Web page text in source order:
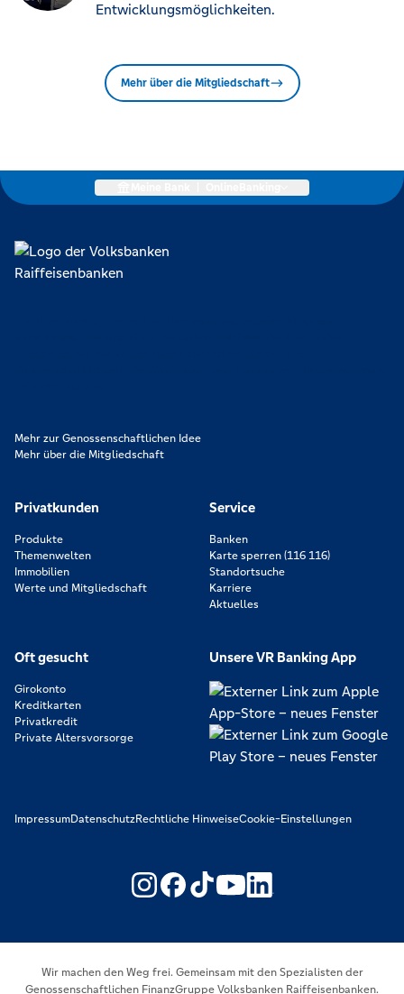
Entwicklungsmöglichkeiten.
Mehr über die Mitgliedschaft
Mehr zur Genossenschaftlichen Idee
Mehr über die Mitgliedschaft
Privatkunden
Produkte
Themenwelten
Immobilien
Werte und Mitgliedschaft
Service
Banken
Karte sperren (116 116)
Standortsuche
Karriere
Aktuelles
Oft gesucht
Girokonto
Kreditkarten
Privatkredit
Private Altersvorsorge
Unsere VR Banking App
ImpressumDatenschutzRechtliche HinweiseCookie-Einstellungen
https://www.youtube.com/
https://
Wir machen den Weg frei. Gemeinsam mit den Spezialisten der
Genossenschaftlichen FinanzGruppe Volksbanken Raiffeisenbanken.